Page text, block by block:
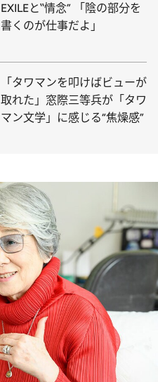
EXILEと‟情念” 「陰の部分を
書くのが仕事だよ」
「タワマンを叩けばビューが
取れた」窓際三等兵が「タワ
マン文学」に感じる“焦燥感”